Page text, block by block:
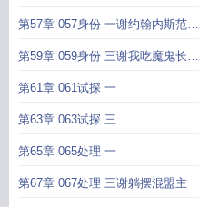
主
第57章 057身份 一谢约翰内斯范德
伯格盟主
第59章 059身份 三谢我吃魔鬼长大
的盟主
第61章 061试探 一
第63章 063试探 三
第65章 065处理 一
第67章 067处理 三谢躺摆混盟主